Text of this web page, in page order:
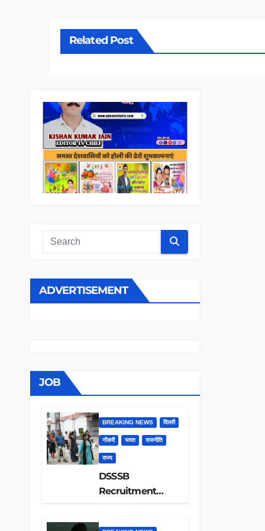
Related Post
ADVERTISEMENT
JOB
BREAKING NEWS दिल्ली
नौकरी भारत राजनीति
राज्य
DSSSB
Recruitment